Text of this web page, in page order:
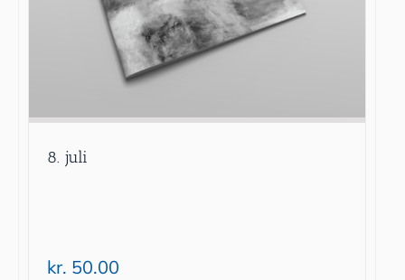
8. juli
kr. 50.00